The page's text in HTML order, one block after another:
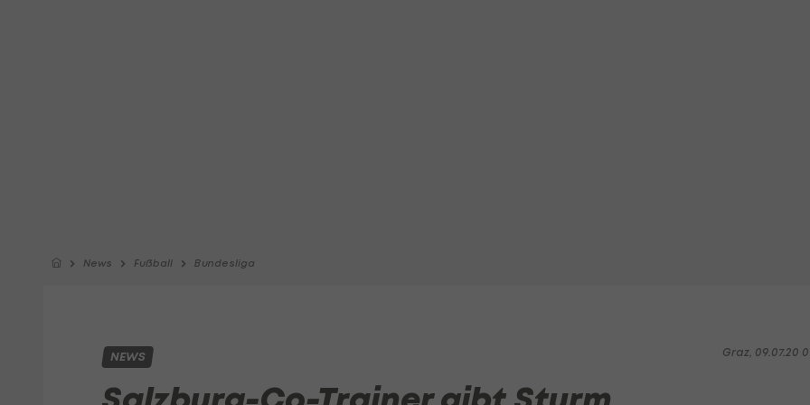
News Fußball Bundesliga
Graz, 09.07.20
NEWS